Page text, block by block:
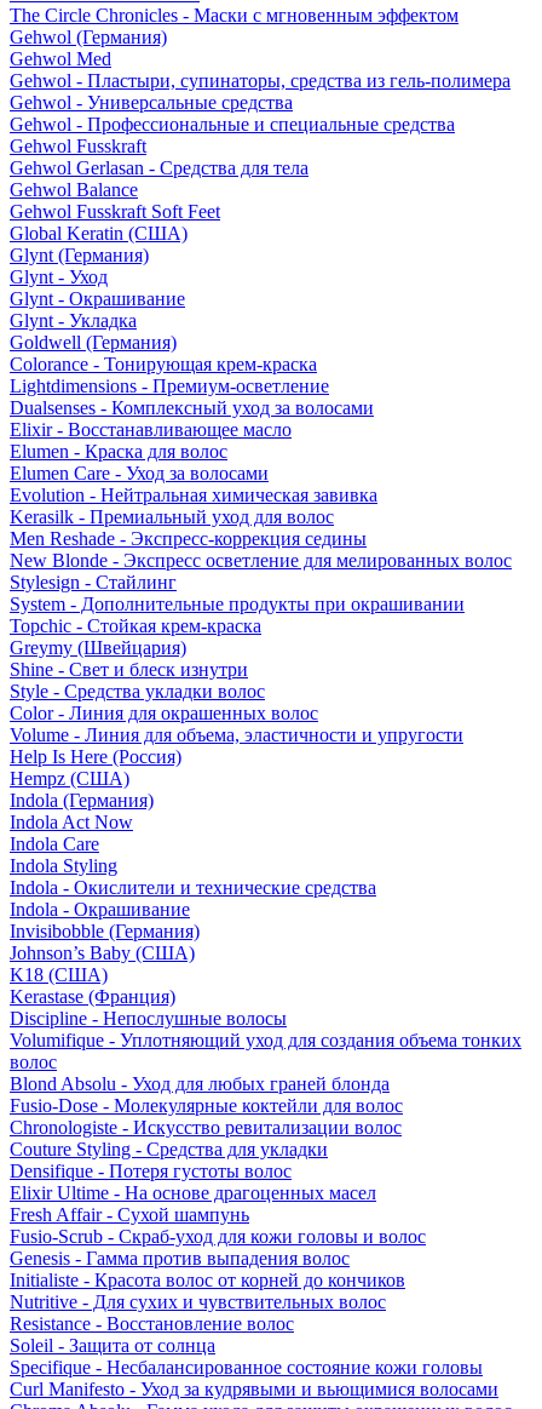
The Circle Chronicles - Маски с мгновенным эффектом
Gehwol (Германия)
Gehwol Med
Gehwol - Пластыри, супинаторы, средства из гель-полимера
Gehwol - Универсальные средства
Gehwol - Профессиональные и специальные средства
Gehwol Fusskraft
Gehwol Gerlasan - Средства для тела
Gehwol Balance
Gehwol Fusskraft Soft Feet
Global Keratin (США)
Glynt (Германия)
Glynt - Уход
Glynt - Окрашивание
Glynt - Укладка
Goldwell (Германия)
Colorance - Тонирующая крем-краска
Lightdimensions - Премиум-осветление
Dualsenses - Комплексный уход за волосами
Elixir - Восстанавливающее масло
Elumen - Краска для волос
Elumen Care - Уход за волосами
Evolution - Нейтральная химическая завивка
Kerasilk - Премиальный уход для волос
Men Reshade - Экспресс-коррекция седины
New Blonde - Экспресс осветление для мелированных волос
Stylesign - Стайлинг
System - Дополнительные продукты при окрашивании
Topchic - Стойкая крем-краска
Greymy (Швейцария)
Shine - Свет и блеск изнутри
Style - Средства укладки волос
Color - Линия для окрашенных волос
Volume - Линия для объема, эластичности и упругости
Help Is Here (Россия)
Hempz (США)
Indola (Германия)
Indola Act Now
Indola Care
Indola Styling
Indola - Окислители и технические средства
Indola - Окрашивание
Invisibobble (Германия)
Johnson’s Baby (США)
K18 (США)
Kerastase (Франция)
Discipline - Непослушные волосы
Volumifique - Уплотняющий уход для создания объема тонких
волос
Blond Absolu - Уход для любых граней блонда
Fusio-Dose - Молекулярные коктейли для волос
Chronologiste - Искусство ревитализации волос
Couture Styling - Средства для укладки
Densifique - Потеря густоты волос
Elixir Ultime - На основе драгоценных масел
Fresh Affair - Сухой шампунь
Fusio-Scrub - Скраб-уход для кожи головы и волос
Genesis - Гамма против выпадения волос
Initialiste - Красота волос от корней до кончиков
Nutritive - Для сухих и чувствительных волос
Resistance - Восстановление волос
Soleil - Защита от солнца
Specifique - Несбалансированное состояние кожи головы
Curl Manifesto - Уход за кудрявыми и вьющимися волосами